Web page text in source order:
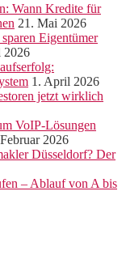
Wann Kredite für
21. Mai 2026
Eigentümer
2026
1. April 2026
jetzt wirklich
VoIP-Lösungen
2026
Düsseldorf? Der
– Ablauf von A bis